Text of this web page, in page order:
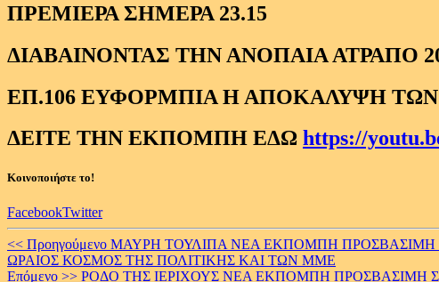
ΠΡΕΜΙΕΡΑ ΣΗΜΕΡΑ 23.15
ΔΙΑΒΑΙΝΟΝΤΑΣ ΤΗΝ ΑΝΟΠΑΙΑ ΑΤΡΑΠΟ
ΕΠ.106 ΕΥΦΟΡΜΠΙΑ Η ΑΠΟΚΑΛΥΨΗ
ΔΕΙΤΕ ΤΗΝ ΕΚΠΟΜΠΗ ΕΔΩ https://
Κοινοποιήστε το!
FacebookTwitter
Continue
Reading
<< Προηγούμενο ΜΑΥΡΗ ΤΟΥΛΙΠΑ ΝΕΑ ΕΚΠΟΜΠΗ ΠΡΟΣΒΑΣΙΜΗ
ΩΡΑΙΟΣ ΚΟΣΜΟΣ ΤΗΣ ΠΟΛΙΤΙΚΗΣ ΚΑΙ ΤΩΝ ΜΜΕ
Επόμενο >> ΡΟΔΟ ΤΗΣ ΙΕΡΙΧΟΥΣ ΝΕΑ ΕΚΠΟΜΠΗ ΠΡΟΣΒΑΣΙΜΗ